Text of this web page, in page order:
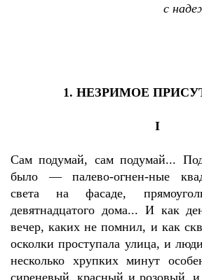
с
1. НЕЗРИМОЕ
I
Сам подумай, сам подумай...
было — палево-огнен-ные
света на фасаде,
девятнадцатого дома... И как
вечер, каких не помнил, и как
осколки проступала улица, и
несколько хрупких минут
сиреневый, красный и розовый, и